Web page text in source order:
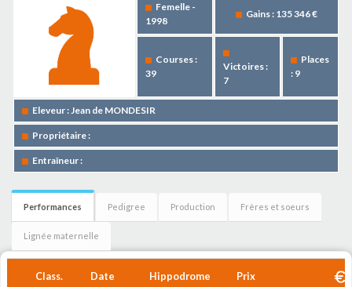
Femelle -
1998
Gains : 135 346 €
Courses :
39
Victoires :
7
Places
: 9
Eleveur : Jean de MONDESIR
Propriétaire :
Entraîneur :
Performances Pedigree Production Frères et soeurs
Lignée maternelle
Class. Date Hippodrome Prix